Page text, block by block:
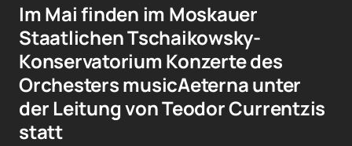
Im Mai finden im Moskauer
Staatlichen Tschaikowsky-
Konservatorium Konzerte des
Orchesters musicAeterna unter
der Leitung von Teodor Currentzis
statt